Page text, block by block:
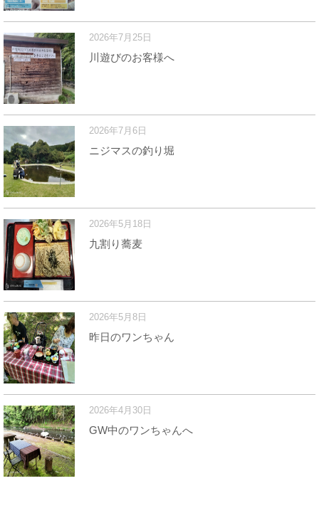
2026年7月25日
川遊びのお客様へ
2026年7月6日
ニジマスの釣り堀
2026年5月18日
九割り蕎麦
2026年5月8日
昨日のワンちゃん
2026年4月30日
GW中のワンちゃんへ